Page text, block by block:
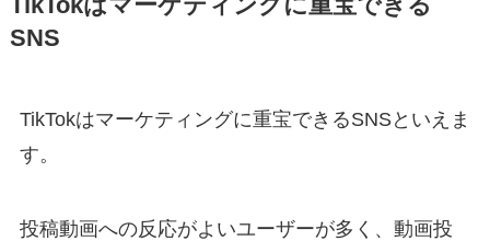
SNS
TikTokはマーケティングに重宝できるSNSといえま
す。
投稿動画への反応がよいユーザーが多く、動画投